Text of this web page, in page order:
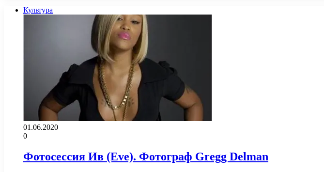
Культура
01.06.2020
0
Фотосессия Ив (Eve). Фотограф Gregg Delman